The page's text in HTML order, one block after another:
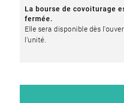
La bourse de covoiturage
fermée.
Elle sera disponible dès
l'unité.